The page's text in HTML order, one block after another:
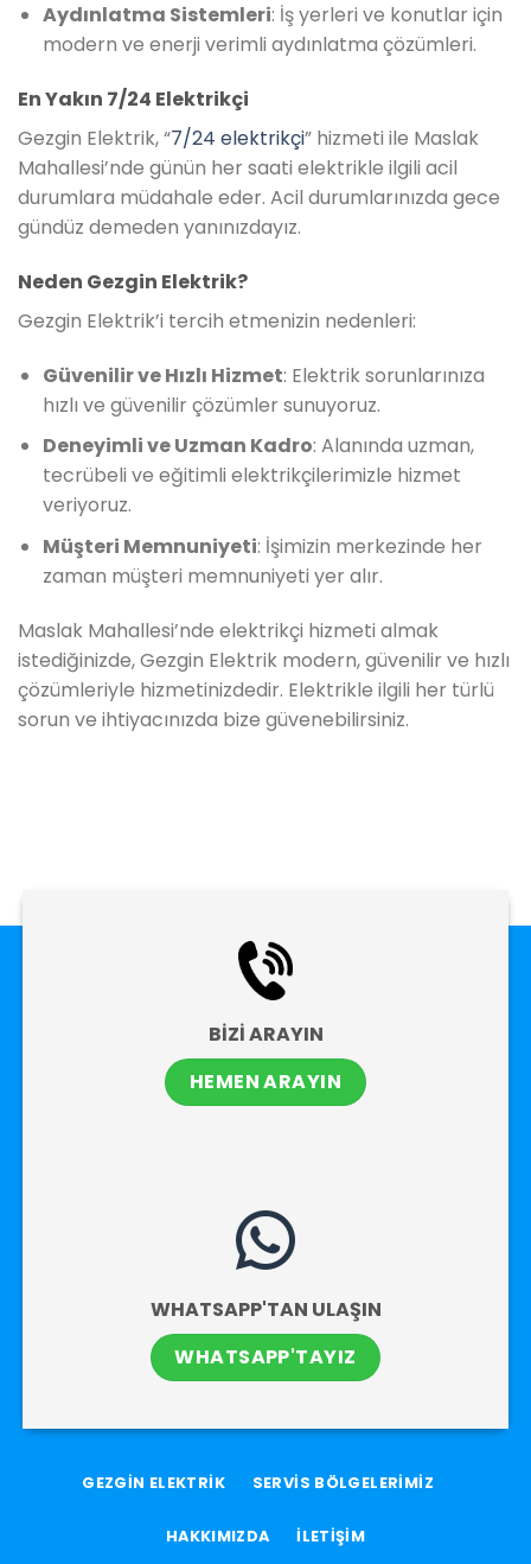
Aydınlatma Sistemleri: İş yerleri ve konutlar için
modern ve enerji verimli aydınlatma çözümleri.
En Yakın 7/24 Elektrikçi
Gezgin Elektrik, “7/24 elektrikçi” hizmeti ile Maslak
Mahallesi’nde günün her saati elektrikle ilgili acil
durumlara müdahale eder. Acil durumlarınızda gece
gündüz demeden yanınızdayız.
Neden Gezgin Elektrik?
Gezgin Elektrik’i tercih etmenizin nedenleri:
Güvenilir ve Hızlı Hizmet: Elektrik sorunlarınıza
hızlı ve güvenilir çözümler sunuyoruz.
Deneyimli ve Uzman Kadro: Alanında uzman,
tecrübeli ve eğitimli elektrikçilerimizle hizmet
veriyoruz.
Müşteri Memnuniyeti: İşimizin merkezinde her
zaman müşteri memnuniyeti yer alır.
Maslak Mahallesi’nde elektrikçi hizmeti almak
istediğinizde, Gezgin Elektrik modern, güvenilir ve hızlı
çözümleriyle hizmetinizdedir. Elektrikle ilgili her türlü
sorun ve ihtiyacınızda bize güvenebilirsiniz.
BİZİ ARAYIN
HEMEN ARAYIN
WHATSAPP'TAN ULAŞIN
WHATSAPP'TAYIZ
GEZGİN ELEKTRİK SERVİS BÖLGELERİMİZ
HAKKIMIZDA İLETİŞİM